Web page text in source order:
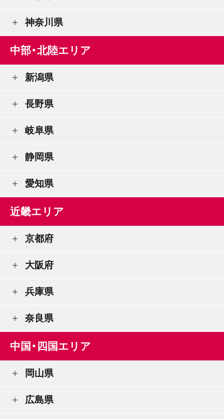
神奈川県
中部・北陸エリア
新潟県
長野県
岐阜県
静岡県
愛知県
近畿エリア
京都府
大阪府
兵庫県
奈良県
中国・四国エリア
岡山県
広島県